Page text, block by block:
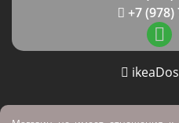
+7 (978)